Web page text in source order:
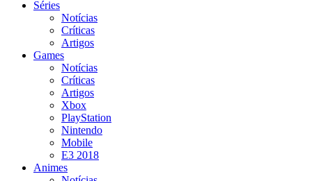
Séries
Notícias
Críticas
Artigos
Games
Notícias
Críticas
Artigos
Xbox
PlayStation
Nintendo
Mobile
E3 2018
Animes